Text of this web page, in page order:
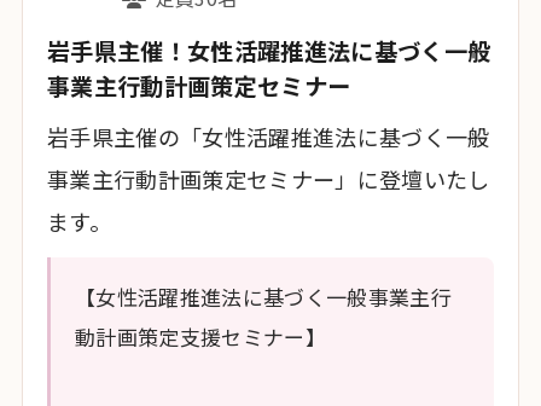
岩手県主催！女性活躍推進法に基づく一般
事業主行動計画策定セミナー
岩手県主催の「女性活躍推進法に基づく一般
事業主行動計画策定セミナー」に登壇いたし
ます。
【女性活躍推進法に基づく一般事業主行
動計画策定支援セミナー】